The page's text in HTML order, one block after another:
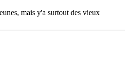
mais y'a surtout des vieux